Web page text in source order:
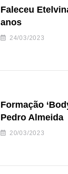
Faleceu
anos
24/03/2023
Formação
Pedro Almeida
20/03/2023